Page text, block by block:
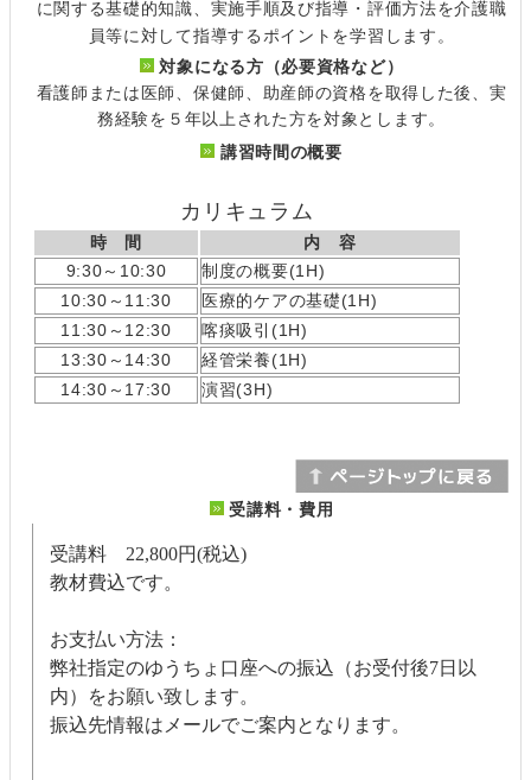
に関する基礎的知識、実施手順及び指導・評価方法を介護職
員等に対して指導するポイントを学習します。
対象になる方（必要資格など）
看護師または医師、保健師、助産師の資格を取得した後、実
務経験を５年以上された方を対象とします。
講習時間の概要
カリキュラム
時 間
内 容
9:30～10:30
制度の概要(1H)
10:30～11:30
医療的ケアの基礎(1H)
11:30～12:30
喀痰吸引(1H)
13:30～14:30
経管栄養(1H)
14:30～17:30
演習(3H)
受講料・費用
受講料 22,800円(税込)
教材費込です。
お支払い方法：
弊社指定のゆうちょ口座への振込（お受付後7日以
内）をお願い致します。
振込先情報はメールでご案内となります。